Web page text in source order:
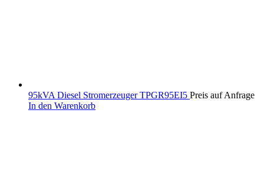
95kVA Diesel Stromerzeuger TPGR95EI5 Preis auf Anfrage
In den Warenkorb